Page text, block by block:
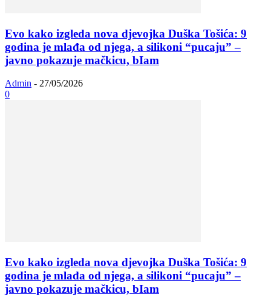
Evo kako izgleda nova djevojka Duška Tošića: 9
godina je mlađa od njega, a silikoni “pucaju” –
javno pokazuje mačkicu, bIam
Admin - 27/05/2026
0
Evo kako izgleda nova djevojka Duška Tošića: 9
godina je mlađa od njega, a silikoni “pucaju” –
javno pokazuje mačkicu, bIam